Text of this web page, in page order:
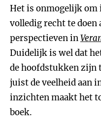
Het is onmogelijk om
volledig recht te doen
perspectieven in
Duidelijk is wel dat
de hoofdstukken zijn
juist de veelheid aan
inzichten maakt het
boek.